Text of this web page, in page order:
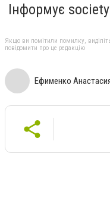
Інформує
Якщо ви помітили помилку,
повідомити про це редакцію
Ефименко